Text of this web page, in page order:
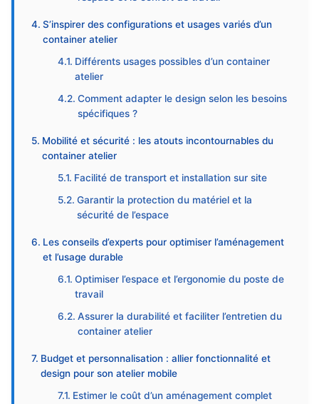
S’inspirer des configurations et usages variés d’un
container atelier
Différents usages possibles d’un container
atelier
Comment adapter le design selon les besoins
spécifiques ?
Mobilité et sécurité : les atouts incontournables du
container atelier
Facilité de transport et installation sur site
Garantir la protection du matériel et la
sécurité de l’espace
Les conseils d’experts pour optimiser l’aménagement
et l’usage durable
Optimiser l’espace et l’ergonomie du poste de
travail
Assurer la durabilité et faciliter l’entretien du
container atelier
Budget et personnalisation : allier fonctionnalité et
design pour son atelier mobile
Estimer le coût d’un aménagement complet